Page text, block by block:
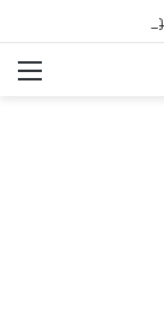
بالبساتين